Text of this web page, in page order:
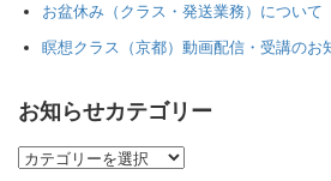
お盆休み（クラス・発送業務）について
瞑想クラス（京都）動画配信・受講のお
お知らせカテゴリー